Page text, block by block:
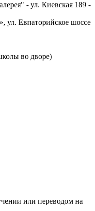
- ул. Киевская 189 -
ул. Евпаторийское шоссе
во дворе)
или переводом на